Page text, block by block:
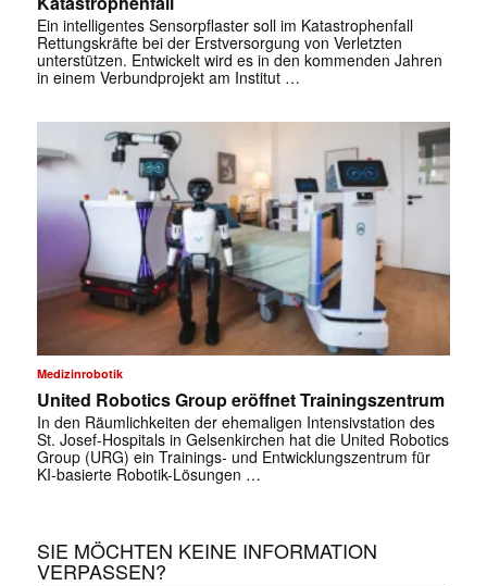
Ein intelligentes Sensorpflaster soll im Katastrophenfall
Rettungskräfte bei der Erstversorgung von Verletzten
unterstützen. Entwickelt wird es in den kommenden Jahren
in einem Verbundprojekt am Institut …
Medizinrobotik
United Robotics Group eröffnet Trainingszentrum
In den Räumlichkeiten der ehemaligen Intensivstation des
St. Josef-Hospitals in Gelsenkirchen hat die United Robotics
Group (URG) ein Trainings- und Entwicklungszentrum für
KI-basierte Robotik-Lösungen …
SIE MÖCHTEN KEINE INFORMATION
VERPASSEN?